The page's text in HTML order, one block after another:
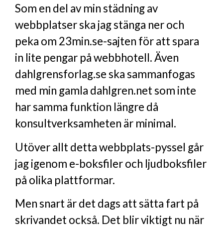
Som en del av min städning av
webbplatser ska jag stänga ner och
peka om 23min.se-sajten för att spara
in lite pengar på webbhotell. Även
dahlgrensforlag.se ska sammanfogas
med min gamla dahlgren.net som inte
har samma funktion längre då
konsultverksamheten är minimal.
Utöver allt detta webbplats-pyssel går
jag igenom e-boksfiler och ljudboksfiler
på olika plattformar.
Men snart är det dags att sätta fart på
skrivandet också. Det blir viktigt nu när